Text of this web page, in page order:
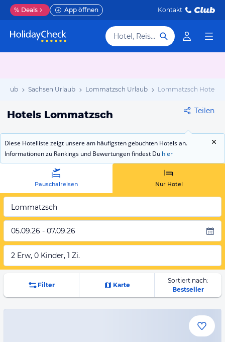
% Deals App öffnen Kontakt
Hotel, Reiseziel
Sachsen Urlaub Lommatzsch Urlaub Lommatzsch Hotels
Hotels Lommatzsch Teilen
Diese Hotelliste zeigt unsere am häufigsten gebuchten Hotels an.
Informationen zu Rankings und Bewertungen findest Du hier
Pauschalreisen Nur Hotel
Lommatzsch
05.09.26 - 07.09.26
2 Erw, 0 Kinder, 1 Zi.
Filter Karte
Sortiert nach:
Bestseller